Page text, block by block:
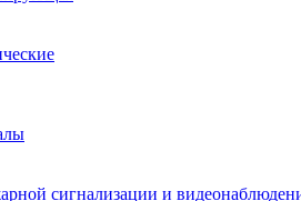
сигнализации и